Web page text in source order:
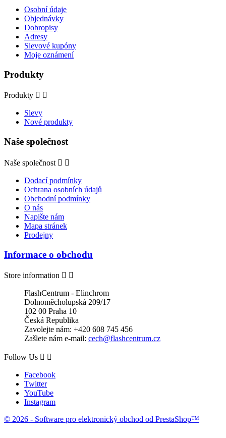
Osobní údaje
Objednávky
Dobropisy
Adresy
Slevové kupóny
Moje oznámení
Produkty
Produkty  
Slevy
Nové produkty
Naše společnost
Naše společnost  
Dodací podmínky
Ochrana osobních údajů
Obchodní podmínky
O nás
Napište nám
Mapa stránek
Prodejny
Informace o obchodu
Store information  
FlashCentrum - Elinchrom
Dolnoměcholupská 209/17
102 00 Praha 10
Česká Republika
Zavolejte nám: +420 608 745 456
Zašlete nám e-mail: cech@flashcentrum.cz
Follow Us  
Facebook
Twitter
YouTube
Instagram
© 2026 - Software pro elektronický obchod od PrestaShop™